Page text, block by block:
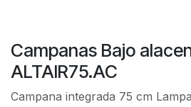
Campanas Bajo
ALTAIR75.AC
Campana integrada 75 cm